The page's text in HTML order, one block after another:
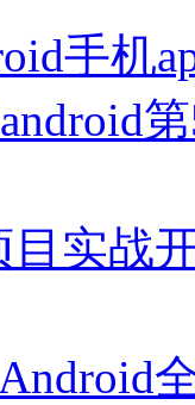
手机
实战